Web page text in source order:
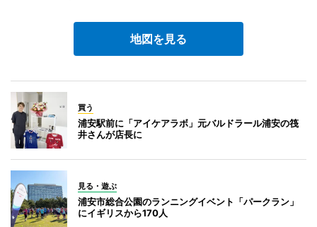
地図を見る
買う
浦安駅前に「アイケアラボ」元バルドラール浦安の筏
井さんが店長に
見る・遊ぶ
浦安市総合公園のランニングイベント「パークラン」
にイギリスから170人